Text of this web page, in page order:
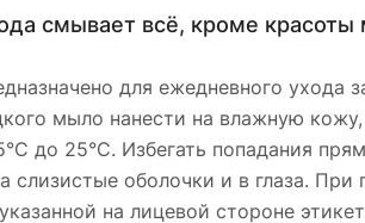
смывает всё, кроме красоты
для ежедневного ухода
мыло нанести на влажную
до 25°С. Избегать попадания
слизистые оболочки и в глаза.
на лицевой стороне